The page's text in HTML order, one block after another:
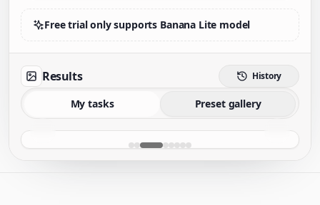
Free trial only supports Banana Lite model
Results History
My tasks Preset gallery